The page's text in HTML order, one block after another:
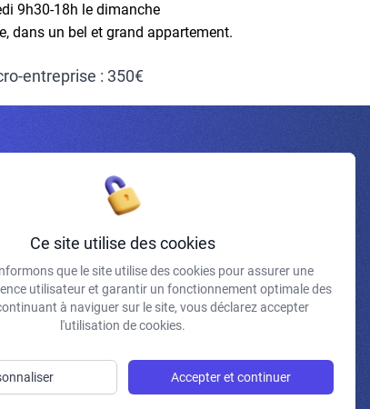
9h30-18h le dimanche
dans un bel et grand appartement.
entreprise : 350€
J'accepte de recevoir vos e-mails et confirme avoir pris
connaissance de votre politique de confidentialité et
mentions légales.
Ce site utilise des cookies
que le site utilise des cookies pour assurer une
utilisateur et garantir un fonctionnement optimale des
à naviguer sur le site, vous déclarez accepter
l'utilisation de cookies.
Accepter et continuer